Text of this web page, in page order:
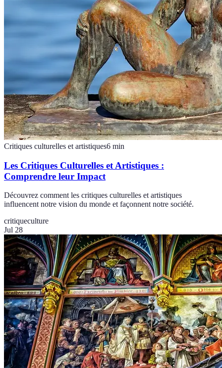
Critiques culturelles et artistiques6 min
Les Critiques Culturelles et Artistiques :
Comprendre leur Impact
Découvrez comment les critiques culturelles et artistiques
influencent notre vision du monde et façonnent notre société.
critiqueculture
Jul 28